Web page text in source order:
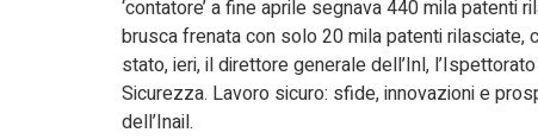
‘contatore’ a fine aprile segnava 440 mila patenti
brusca frenata con solo 20 mila patenti rilasciate,
stato, ieri, il direttore generale dell’Inl,
Sicurezza. Lavoro sicuro: sfide, innovazioni e
dell’Inail.